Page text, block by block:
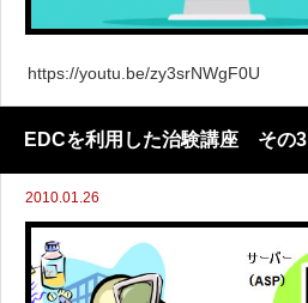
https://youtu.be/zy3srNWgF0U
EDCを利用した治験講座 その3
2010.01.26